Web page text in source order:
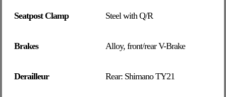
Seatpost Clamp Steel with Q/R
Brakes Alloy, front/rear V-Brake
Derailleur Rear: Shimano TY21